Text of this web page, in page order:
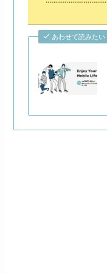
あわせて読みたい